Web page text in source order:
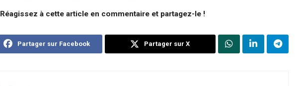
Réagissez à cette article en commentaire et partagez-le !
Partager sur Facebook Partager sur X